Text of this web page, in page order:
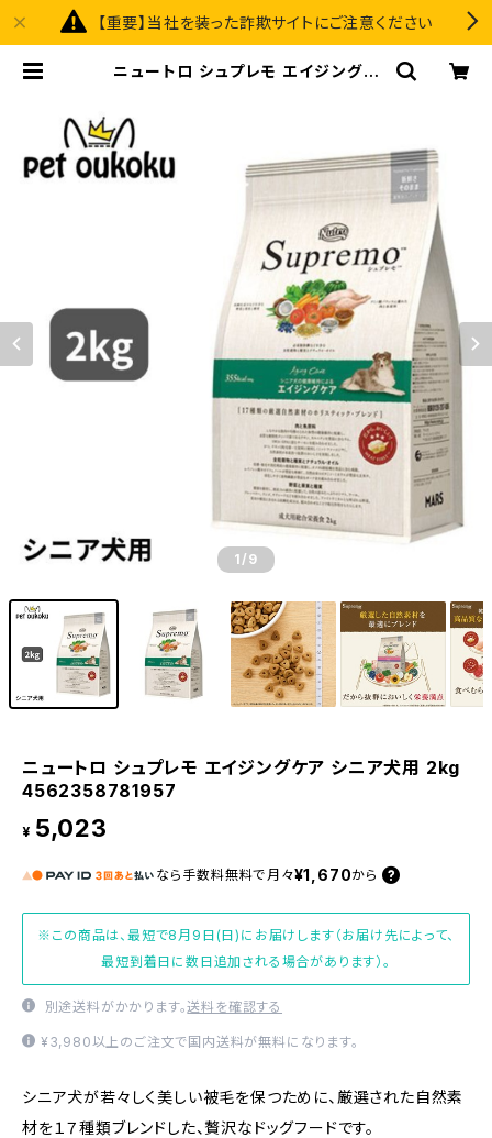
【重要】当社を装った詐欺サイトにご注意ください
ニュートロ シュプレモ エイジングケ
1 /9
ニュートロ シュプレモ エイジングケア シニア犬用 2kg
4562358781957
¥ 5,023
なら 手数料無料で 月々¥1,670から
※この商品は、最短で8月9日(日)にお届けします（お届け先によって、
最短到着日に数日追加される場合があります）。
別途送料がかかります。送料を確認する
¥3,980以上のご注文で国内送料が無料になります。
シニア犬が若々しく美しい被毛を保つために、厳選された自然素
材を１７種類ブレンドした、贅沢なドッグフードです。